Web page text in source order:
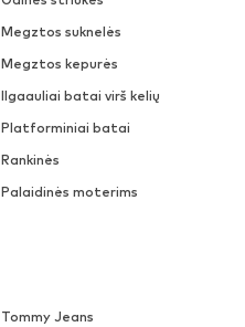
Megztos suknelės
Megztos kepurės
Ilgaauliai batai virš kelių
Platforminiai batai
Rankinės
Palaidinės moterims
Tommy Jeans